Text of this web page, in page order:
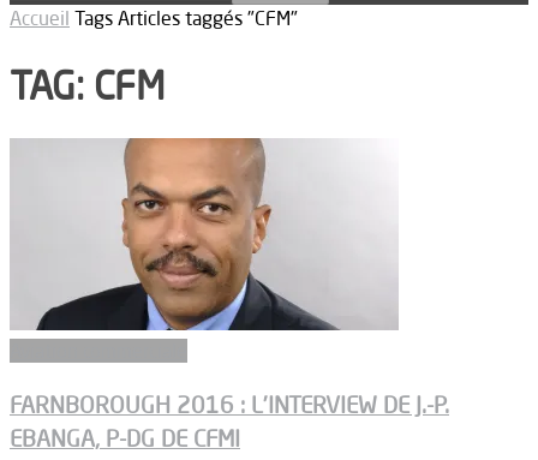
Accueil Tags Articles taggés "CFM"
TAG: CFM
FARNBOROUGH 2016 : L’INTERVIEW DE J.-P.
EBANGA, P-DG DE CFMI